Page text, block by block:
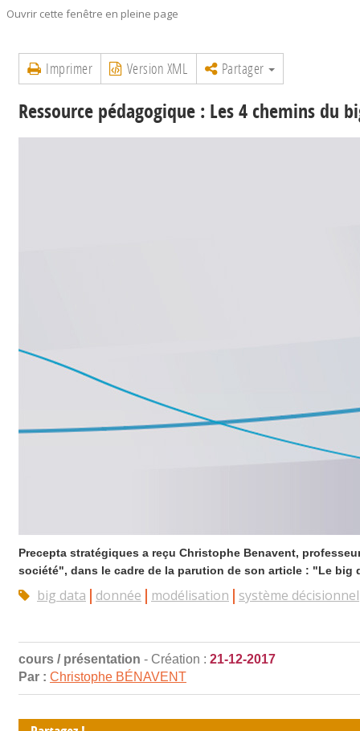
Ouvrir cette fenêtre en pleine page
Imprimer Version XML Partager
Ressource pédagogique : Les 4 chemins du
Precepta stratégiques a reçu Christophe Benavent,
société", dans le cadre de la parution de son article : "Le big
big data donnée modélisation système décisionnel
cours / présentation - Création : 21-12-2017
Par : Christophe BÉNAVENT